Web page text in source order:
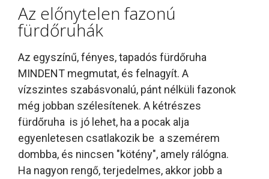
Az előnytelen fazonú
fürdőruhák
Az egyszínű, fényes, tapadós fürdőruha
MINDENT megmutat, és felnagyít. A
vízszintes szabásvonalú, pánt nélküli fazonok
még jobban szélesítenek. A kétrészes
fürdőruha is jó lehet, ha a pocak alja
egyenletesen csatlakozik be a szemérem
dombba, és nincsen "kötény", amely rálógna.
Ha nagyon rengő, terjedelmes, akkor jobb a